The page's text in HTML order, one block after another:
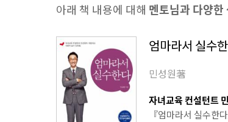
아래 책 내용에 대해 멘토님과 다양한
엄마라서 실수
민성원著
자녀교육 컨설턴트
『엄마라서 실수한